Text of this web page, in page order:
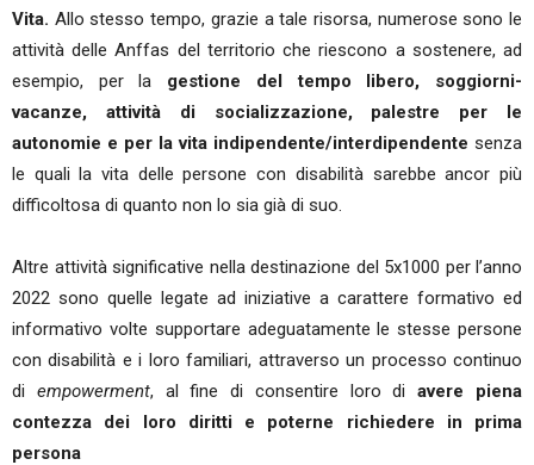
Vita. Allo stesso tempo, grazie a tale risorsa, numerose sono le
attività delle Anffas del territorio che riescono a sostenere, ad
esempio, per la gestione del tempo libero, soggiorni-
vacanze, attività di socializzazione, palestre per le
autonomie e per la vita indipendente/interdipendente senza
le quali la vita delle persone con disabilità sarebbe ancor più
difficoltosa di quanto non lo sia già di suo.
Altre attività significative nella destinazione del 5x1000 per l’anno
2022 sono quelle legate ad iniziative a carattere formativo ed
informativo volte supportare adeguatamente le stesse persone
con disabilità e i loro familiari, attraverso un processo continuo
di empowerment, al fine di consentire loro diavere piena
contezza dei loro diritti e poterne richiedere in prima
persona